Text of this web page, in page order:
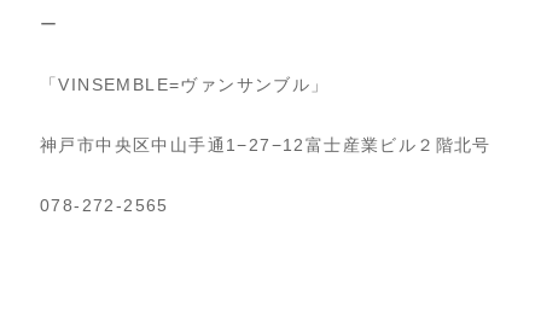
ー
「VINSEMBLE=ヴァンサンブル」
神戸市中央区中山手通1−27−12富士産業ビル２階北号
078-272-2565